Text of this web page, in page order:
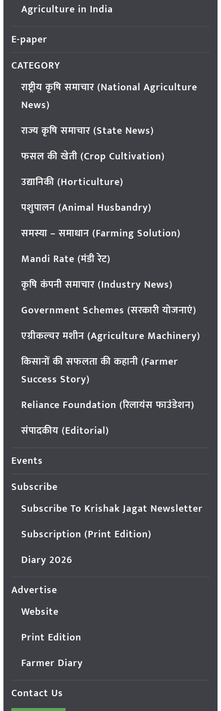
Agriculture in India
E-paper
CATEGORY
राष्ट्रीय कृषि समाचार (National Agriculture
News)
राज्य कृषि समाचार (State News)
फसल की खेती (Crop Cultivation)
उद्यानिकी (Horticulture)
पशुपालन (Animal Husbandry)
समस्या – समाधान (Farming Solution)
Mandi Rate (मंडी रेट)
कृषि कंपनी समाचार (Industry News)
Government Schemes (सरकारी योजनाएं)
एग्रीकल्चर मशीन (Agriculture Machinery)
किसानों की सफलता की कहानी (Farmer
Success Story)
Reliance Foundation (रिलायंस फाउंडेशन)
संपादकीय (Editorial)
Events
Subscribe
Subscribe To Krishak Jagat Newsletter
Subscription (Print Edition)
Diary 2026
Advertise
Website
Print Edition
Farmer Diary
Contact Us